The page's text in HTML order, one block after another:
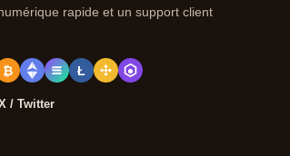
rapide et un support client
₿ Ł
/ Twitter